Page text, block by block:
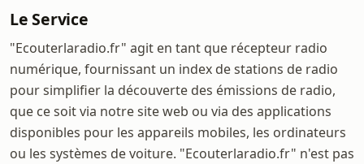
Le Service
"Ecouterlaradio.fr" agit en tant que récepteur radio
numérique, fournissant un index de stations de radio
pour simplifier la découverte des émissions de radio,
que ce soit via notre site web ou via des applications
disponibles pour les appareils mobiles, les ordinateurs
ou les systèmes de voiture. "Ecouterlaradio.fr" n'est pas